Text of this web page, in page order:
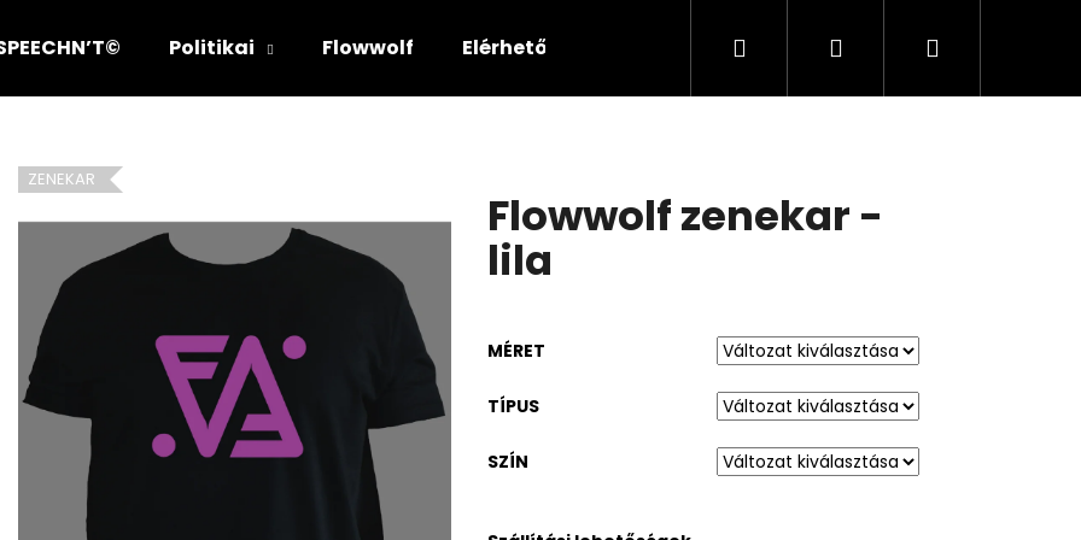
Politikai Flowwolf Elérhetőségek KeresésBejelentkezés
Kosár
Flowwolf zenekar -
lila
MÉRET
TÍPUS
SZÍN
ZENEKAR
KERESÉS